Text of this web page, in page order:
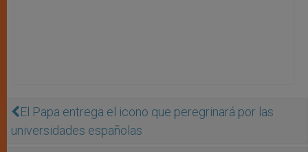
El Papa entrega el icono que peregrinará por las
universidades españolas